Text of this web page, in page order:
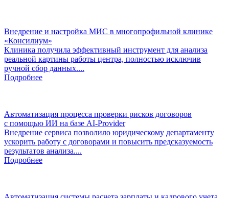
Внедрение и настройка МИС в многопрофильной клинике
«Консилиум»
Клиника получила эффективный инструмент для анализа
реальной картины работы центра, полностью исключив
ручной сбор данных....
Подробнее
Автоматизация процесса проверки рисков договоров
с помощью ИИ на базе AI-Provider
Внедрение сервиса позволило юридическому департаменту
ускорить работу с договорами и повысить предсказуемость
результатов анализа....
Подробнее